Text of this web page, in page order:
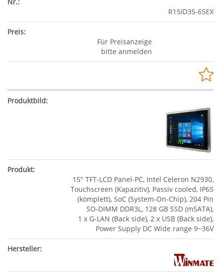
R15ID3S-65EX
Für Preisanzeige
bitte anmelden
15" TFT-LCD Panel-PC, Intel Celeron N2930,
Touchscreen (Kapazitiv), Passiv cooled, IP65
(komplett), SoC (System-On-Chip), 204 Pin
SO-DIMM DDR3L, 128 GB SSD (mSATA),
1 x G-LAN (Back side), 2 x USB (Back side),
Power Supply DC Wide range 9~36V